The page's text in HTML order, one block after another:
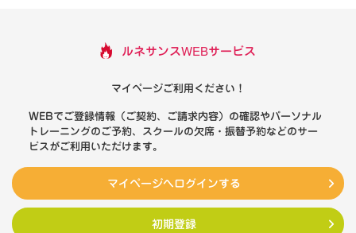
ルネサンスWEBサービス
マイページご利用ください！
WEBでご登録情報（ご契約、ご請求内容）の確認やパーソナル
トレーニングのご予約、スクールの欠席・振替予約などのサー
ビスがご利用いただけます。
マイページへログインする
初期登録